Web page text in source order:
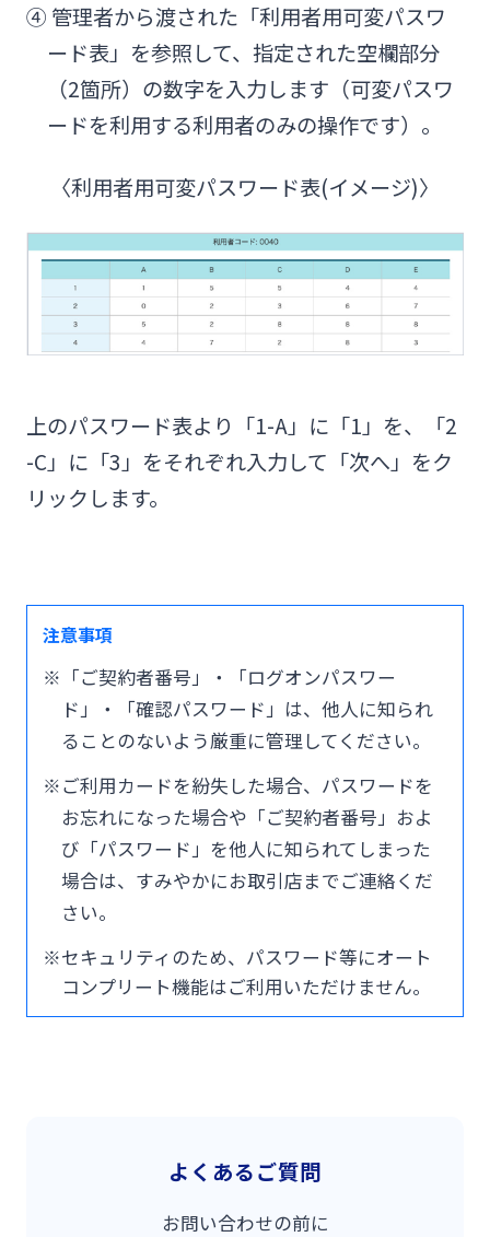
④ 管理者から渡された「利用者用可変パスワ
ード表」を参照して、指定された空欄部分
（2箇所）の数字を入力します（可変パスワ
ードを利用する利用者のみの操作です）。
〈利用者用可変パスワード表(イメージ)〉
上のパスワード表より「1-A」に「1」を、「2
-C」に「3」をそれぞれ入力して「次へ」をク
リックします。
注意事項
※「ご契約者番号」・「ログオンパスワー
ド」・「確認パスワード」は、他人に知られ
ることのないよう厳重に管理してください。
※ご利用カードを紛失した場合、パスワードを
お忘れになった場合や「ご契約者番号」およ
び「パスワード」を他人に知られてしまった
場合は、すみやかにお取引店までご連絡くだ
さい。
※セキュリティのため、パスワード等にオート
コンプリート機能はご利用いただけません。
よくあるご質問
お問い合わせの前に